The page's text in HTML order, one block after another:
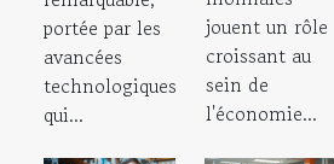
portée par les
avancées
technologiques
qui...
jouent un rôle
croissant au
sein de
l'économie...